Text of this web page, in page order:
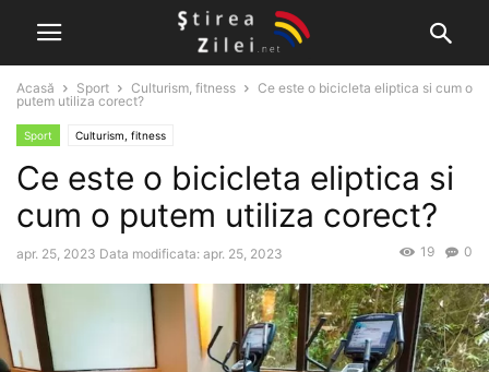
Acasă Sport Culturism, fitness
Ce este o bicicleta eliptica si cum o
putem utiliza corect?
Sport Culturism, fitness
Ce este o bicicleta eliptica si
cum o putem utiliza corect?
apr. 25, 2023 Data modificata: apr. 25, 2023 0
19